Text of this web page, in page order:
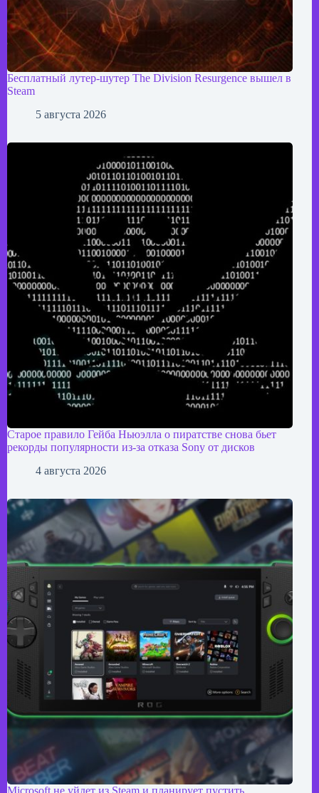
Бесплатный лутер-шутер The Division Resurgence вышел в
Steam
5 августа 2026
Старое правило Гейба Ньюэлла о пиратстве снова бьет
рекорды популярности из-за отказа Sony от дисков
4 августа 2026